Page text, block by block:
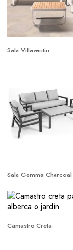
Sala Villaventin
Sala Gemma Charcoal
Camastro Creta